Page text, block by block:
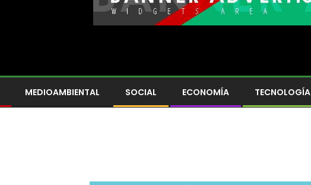
MEDIOAMBIENTAL SOCIAL ECONOMÍA TECNOLOGÍA